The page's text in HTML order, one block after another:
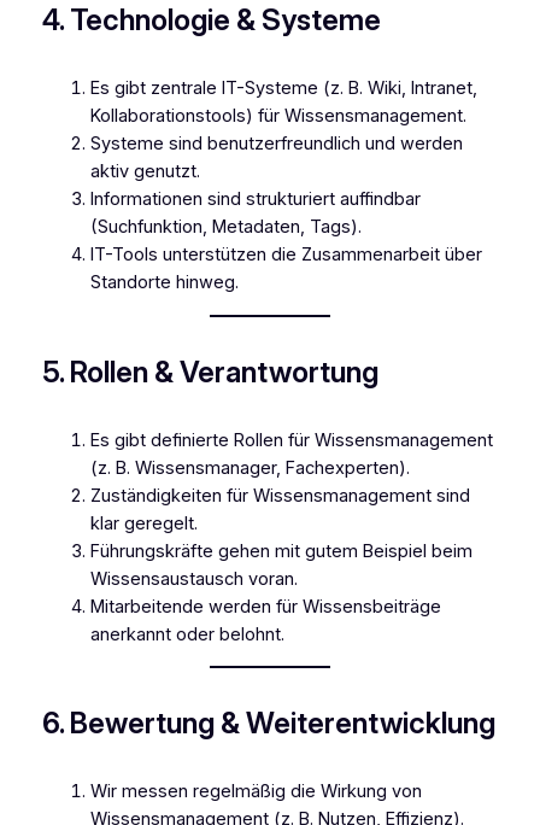
4. Technologie & Systeme
Es gibt zentrale IT-Systeme (z. B. Wiki, Intranet,
Kollaborationstools) für Wissensmanagement.
Systeme sind benutzerfreundlich und werden
aktiv genutzt.
Informationen sind strukturiert auffindbar
(Suchfunktion, Metadaten, Tags).
IT-Tools unterstützen die Zusammenarbeit über
Standorte hinweg.
5. Rollen & Verantwortung
Es gibt definierte Rollen für Wissensmanagement
(z. B. Wissensmanager, Fachexperten).
Zuständigkeiten für Wissensmanagement sind
klar geregelt.
Führungskräfte gehen mit gutem Beispiel beim
Wissensaustausch voran.
Mitarbeitende werden für Wissensbeiträge
anerkannt oder belohnt.
6. Bewertung & Weiterentwicklung
Wir messen regelmäßig die Wirkung von
Wissensmanagement (z. B. Nutzen, Effizienz).